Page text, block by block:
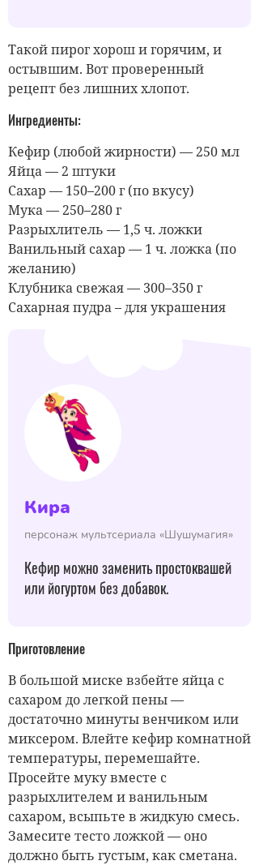
Такой пирог хорош и горячим, и
остывшим. Вот проверенный
рецепт без лишних хлопот.
Ингредиенты:
Кефир (любой жирности) — 250 мл
Яйца — 2 штуки
Сахар — 150–200 г (по вкусу)
Мука — 250–280 г
Разрыхлитель — 1,5 ч. ложки
Ванильный сахар — 1 ч. ложка (по
желанию)
Клубника свежая — 300–350 г
Сахарная пудра – для украшения
Кира
персонаж мультсериала «Шушумагия»
Кефир можно заменить простоквашей
или йогуртом без добавок.
Приготовление
В большой миске взбейте яйца с
сахаром до легкой пены —
достаточно минуты венчиком или
миксером. Влейте кефир комнатной
температуры, перемешайте.
Просейте муку вместе с
разрыхлителем и ванильным
сахаром, всыпьте в жидкую смесь.
Замесите тесто ложкой — оно
должно быть густым, как сметана.